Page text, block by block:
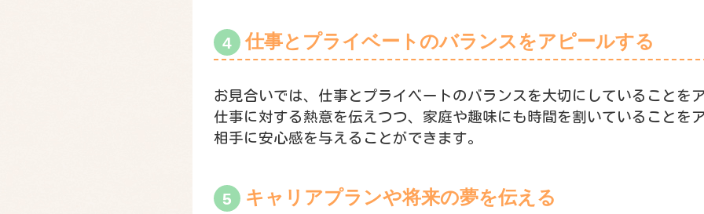
仕事とプライベートのバランスをアピールする
お見合いでは、仕事とプライベートのバランスを大切にしていることを
仕事に対する熱意を伝えつつ、家庭や趣味にも時間を割いていることを
相手に安心感を与えることができます。
キャリアプランや将来の夢を伝える